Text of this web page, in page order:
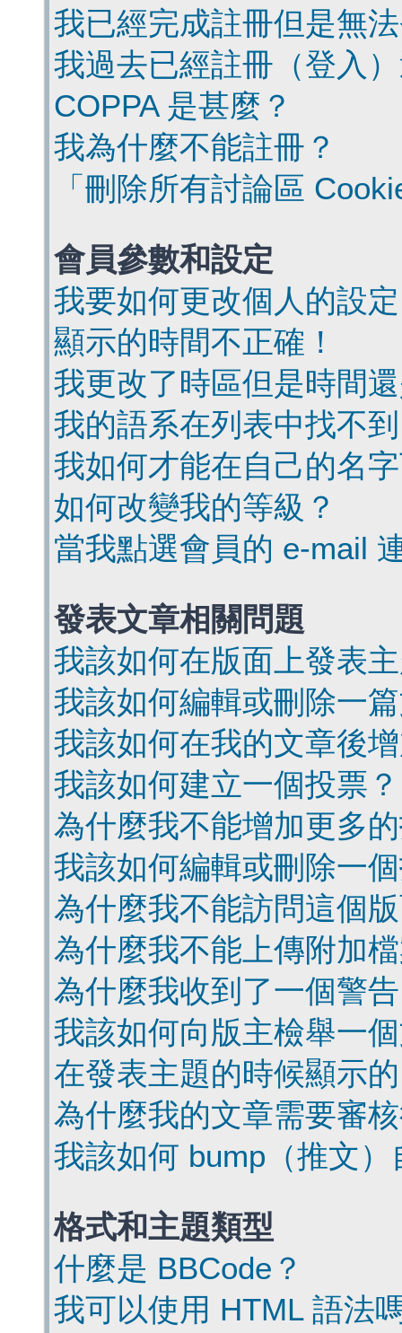
我已經完成註冊但是無
我過去已經註冊（登入
COPPA 是甚麼？
我為什麼不能註冊？
「刪除所有討論區
會員參數和設定
我要如何更改個人的設
顯示的時間不正確！
我更改了時區但是時間
我的語系在列表中找不
我如何才能在自己的名
如何改變我的等級？
當我點選會員的 e-mail
發表文章相關問題
我該如何在版面上發表
我該如何編輯或刪除一
我該如何在我的文章後
我該如何建立一個投票？
為什麼我不能增加更多
我該如何編輯或刪除一
為什麼我不能訪問這個
為什麼我不能上傳附加
為什麼我收到了一個警
我該如何向版主檢舉一
在發表主題的時候顯示
為什麼我的文章需要審
我該如何 bump（推文
格式和主題類型
什麼是 BBCode？
我可以使用 HTML 語法